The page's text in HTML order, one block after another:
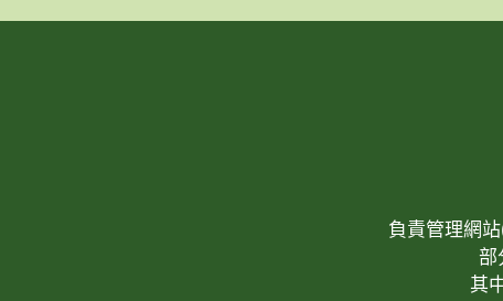
負責管理網
部
其